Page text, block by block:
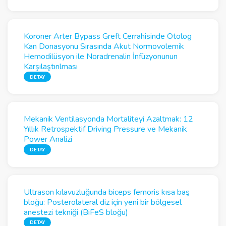
Koroner Arter Bypass Greft Cerrahisinde Otolog
Kan Donasyonu Sırasında Akut Normovolemik
Hemodilüsyon ile Noradrenalin İnfüzyonunun
Karşılaştırılması
DETAY
Mekanik Ventilasyonda Mortaliteyi Azaltmak: 12
Yıllık Retrospektif Driving Pressure ve Mekanik
Power Analizi
DETAY
Ultrason kılavuzluğunda biceps femoris kısa baş
bloğu: Posterolateral diz için yeni bir bölgesel
anestezi tekniği (BiFeS bloğu)
DETAY